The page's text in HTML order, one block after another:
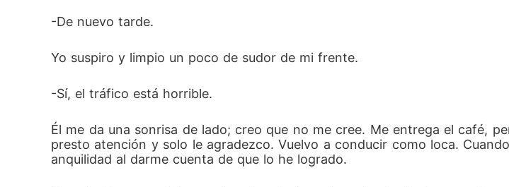
-De nuevo tarde.
Yo suspiro y limpio un poco de sudor de mi frente.
-Sí, el tráfico está horrible.
Él me da una sonrisa de lado; creo que no me cree. Me entrega el café,
presto atención y solo le agradezco. Vuelvo a conducir como loca.
anquilidad al darme cuenta de que lo he logrado.